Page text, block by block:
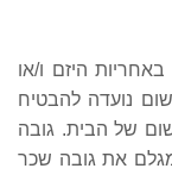
היזם ו/או
נועדה להבטיח
של הבית. גובה
את גובה שכר